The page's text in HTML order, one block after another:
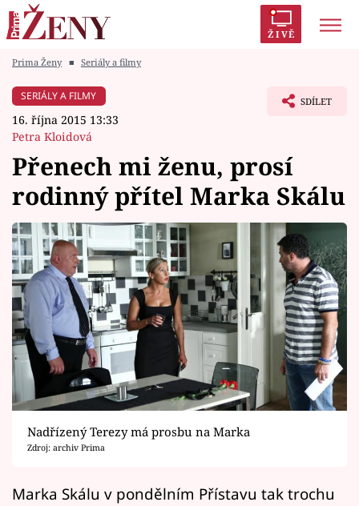
ŽIVĚ
Módní alarm
Témata
Celebrity
Vztahy
Seriály
Horoskopy
Sledujte prima+
Filmový festival Karlovy Vary
Prima Ženy ■ Seriály a filmy
SERIÁLY A FILMY
16. října 2015 13:33
Petra Kloidová
SDÍLET
Přenech mi ženu, prosí
rodinný přítel Marka Skálu
Nadřízený Terezy má prosbu na Marka
Zdroj: archiv Prima
Marka Skálu v pondělním Přístavu tak trochu